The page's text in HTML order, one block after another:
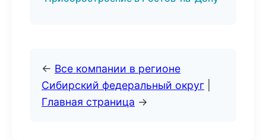
← Все компании в регионе
Сибирский федеральный округ
Главная страница →